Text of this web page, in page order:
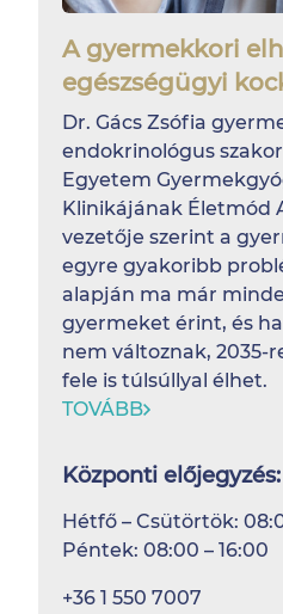
A gyermekkori
egészségügyi
Dr. Gács Zsófia
endokrinológus
Egyetem
Klinikájának Életmód
vezetője szerint a
egyre gyakoribb
alapján ma már
gyermeket érint, és
nem változnak, 2035-
fele is túlsúllyal élhet.
TOVÁBB
Központi előjegyzés:
Hétfő – Csütörtök:
Péntek: 08:00 – 16:00
+36 1 550 7007